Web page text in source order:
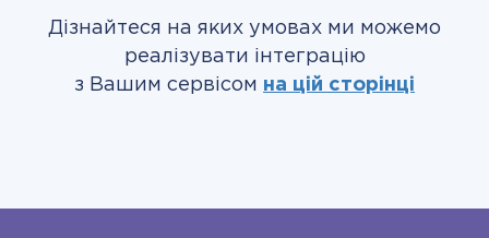
Дізнайтеся на яких умовах ми можемо
реалізувати інтеграцію
з Вашим сервісом на цій сторінці